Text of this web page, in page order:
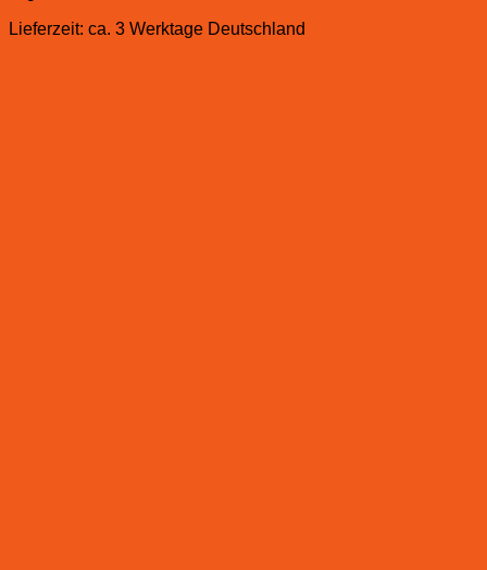
Lieferzeit: ca. 3 Werktage Deutschland